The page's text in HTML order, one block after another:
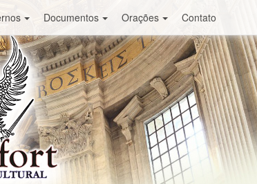
Documentos Orações Contato